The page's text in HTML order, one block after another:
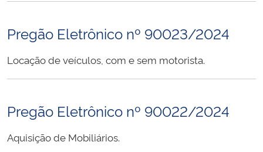
Pregão Eletrônico nº 90023/2024
Locação de veículos, com e sem motorista.
Pregão Eletrônico nº 90022/2024
Aquisição de Mobiliários.